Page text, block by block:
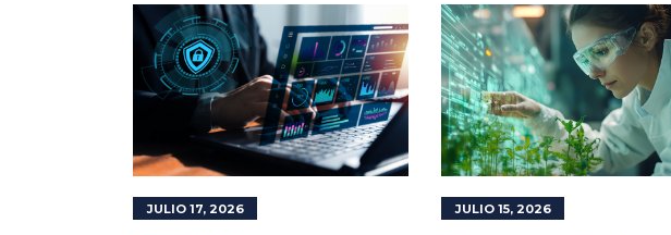
JULIO 17, 2026 JULIO 15, 2026